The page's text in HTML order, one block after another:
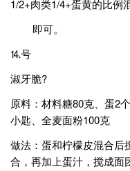
1/2+肉类1/4+蛋黄的比例
即可。
⒕号
淑牙脆?
原料：材料糖80克、蛋2
小匙、全麦面粉100克
做法：蛋和柠檬皮混合后
合，再加上蛋汁，搅成面